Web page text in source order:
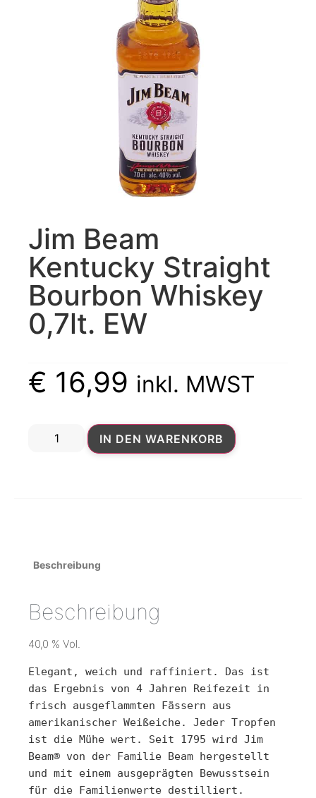
Jim Beam
Kentucky Straight
Bourbon Whiskey
0,7lt. EW
€ 16,99 inkl. MWST
IN DEN WARENKORB
Beschreibung
Beschreibung
40,0 % Vol.
Elegant, weich und raffiniert. Das ist
das Ergebnis von 4 Jahren Reifezeit in
frisch ausgeflammten Fässern aus
amerikanischer Weißeiche. Jeder Tropfen
ist die Mühe wert. Seit 1795 wird Jim
Beam® von der Familie Beam hergestellt
und mit einem ausgeprägten Bewusstsein
für die Familienwerte destilliert.